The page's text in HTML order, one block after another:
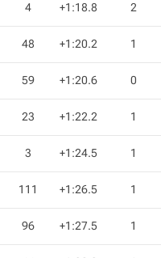
4 +1:18.8 2
48 +1:20.2 1
59 +1:20.6 0
23 +1:22.2 1
3 +1:24.5 1
111 +1:26.5 1
96 +1:27.5 1